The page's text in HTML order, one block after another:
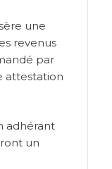
une
revenus
par
attestation
adhérant
un